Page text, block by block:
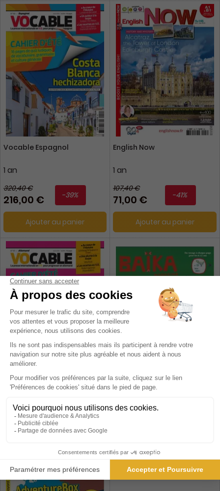
Vocable Espagnol
1 an
320,40 €
216,00 € -39%
Ajouter au panier
English Now
1 an
107,40 €
71,00 € -41%
Ajouter au panier
Vocable Allemand
1 an
320,40 €
216,00 € -39%
Baika
1 an
Ajouter au panier